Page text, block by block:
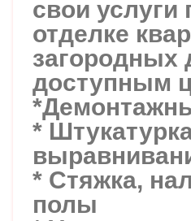
свои услуги
отделке
загородных
доступным
*
* Стяжка,
полы